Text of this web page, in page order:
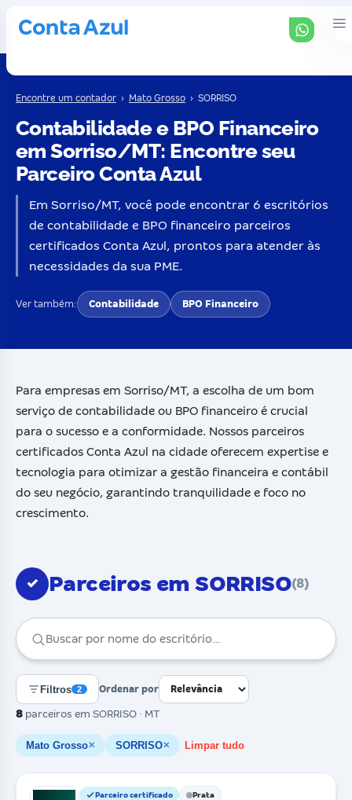
Encontre um contador › Mato Grosso › SORRISO
Contabilidade e BPO Financeiro
em Sorriso/MT: Encontre seu
Parceiro Conta Azul
Em Sorriso/MT, você pode encontrar 6 escritórios
de contabilidade e BPO financeiro parceiros
certificados Conta Azul, prontos para atender às
necessidades da sua PME.
Ver também: Contabilidade BPO Financeiro
Para empresas em Sorriso/MT, a escolha de um bom
serviço de contabilidade ou BPO financeiro é crucial
para o sucesso e a conformidade. Nossos parceiros
certificados Conta Azul na cidade oferecem expertise e
tecnologia para otimizar a gestão financeira e contábil
do seu negócio, garantindo tranquilidade e foco no
crescimento.
✓ Parceiros em SORRISO(8)
Filtros 2
8 parceiros em SORRISO · MT
Ordenar por
Mato Grosso✕ SORRISO✕ Limpar tudo
Parceiro certificado Prata